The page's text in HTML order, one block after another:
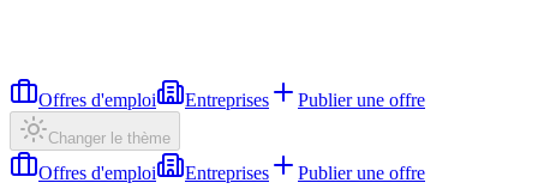
Offres d'emploi Entreprises Publier une offre
Changer le thème
Offres d'emploi Entreprises Publier une offre